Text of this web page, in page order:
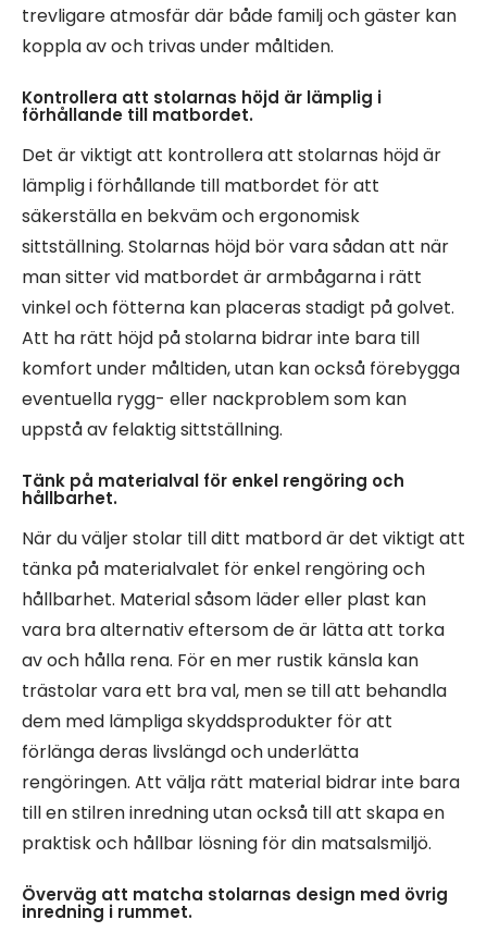
trevligare atmosfär där både familj och gäster kan
koppla av och trivas under måltiden.
Kontrollera att stolarnas höjd är lämplig i
förhållande till matbordet.
Det är viktigt att kontrollera att stolarnas höjd är
lämplig i förhållande till matbordet för att
säkerställa en bekväm och ergonomisk
sittställning. Stolarnas höjd bör vara sådan att när
man sitter vid matbordet är armbågarna i rätt
vinkel och fötterna kan placeras stadigt på golvet.
Att ha rätt höjd på stolarna bidrar inte bara till
komfort under måltiden, utan kan också förebygga
eventuella rygg- eller nackproblem som kan
uppstå av felaktig sittställning.
Tänk på materialval för enkel rengöring och
hållbarhet.
När du väljer stolar till ditt matbord är det viktigt att
tänka på materialvalet för enkel rengöring och
hållbarhet. Material såsom läder eller plast kan
vara bra alternativ eftersom de är lätta att torka
av och hålla rena. För en mer rustik känsla kan
trästolar vara ett bra val, men se till att behandla
dem med lämpliga skyddsprodukter för att
förlänga deras livslängd och underlätta
rengöringen. Att välja rätt material bidrar inte bara
till en stilren inredning utan också till att skapa en
praktisk och hållbar lösning för din matsalsmiljö.
Överväg att matcha stolarnas design med övrig
inredning i rummet.